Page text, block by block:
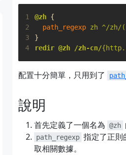
1 @zh {
2
path_regexp zh ^/zh/
3
}
4
redir @zh /zh-cn/
配置十分簡單，只用到了
說明
首先定義了一個名為 @zh
path_regexp 指定了正則
取相關數據。